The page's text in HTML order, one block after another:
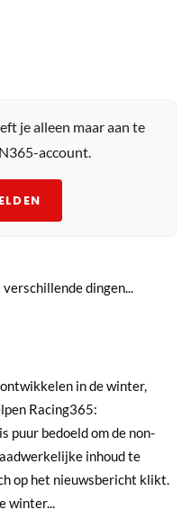
je alleen maar aan te
account.
dingen...
in de winter,
Racing365:
puur bedoeld om de non-
inhoud te
op het nieuwsbericht klikt.
winter...